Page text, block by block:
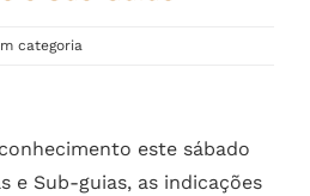
categoria
este sábado
e Sub-guias, as indicações